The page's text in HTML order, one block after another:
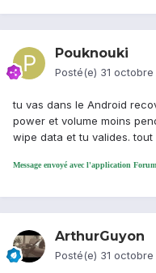
Pouknouki
Posté(e) 31 octobre
tu vas dans le Android
power et volume moins
wipe data et tu valides.
Message envoyé avec l'application
ArthurGuyon
Posté(e) 31 octobre